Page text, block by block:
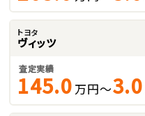
トヨタ
ヴィッツ
査定実績
145.0 万円～3.0